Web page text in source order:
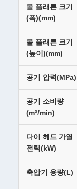
몰 플래튼 크기
(폭)(mm)
몰 플래튼 크기
(높이)(mm)
공기 압력(MPa)
공기 소비량
(m³/min)
다이 헤드 가열
전력(kW)
축압기 용량(L)